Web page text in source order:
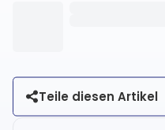
Teile diesen Artikel